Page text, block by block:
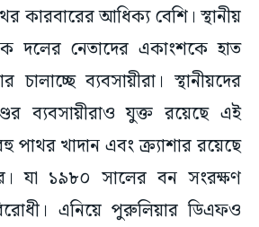
কারবারের আধিক্য বেশি। স্থানীয়
দলের নেতাদের একাংশকে হাত
ব্যবসায়ীরা। স্থানীয়দের
ব্যবসায়ীরাও যুক্ত রয়েছে এই
পাথর খাদান এবং ক্র্যাশার রয়েছে
যা ১৯৮০ সালের বন সংরক্ষণ
এনিয়ে পুরুলিয়ার ডিএফও